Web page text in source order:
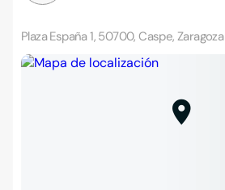
Plaza España 1, 50700, Caspe, Zaragoza